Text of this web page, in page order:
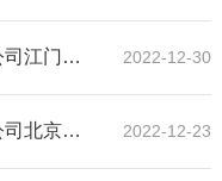
证换发公告 2022-12-30
可证》遗失声明 2022-12-23